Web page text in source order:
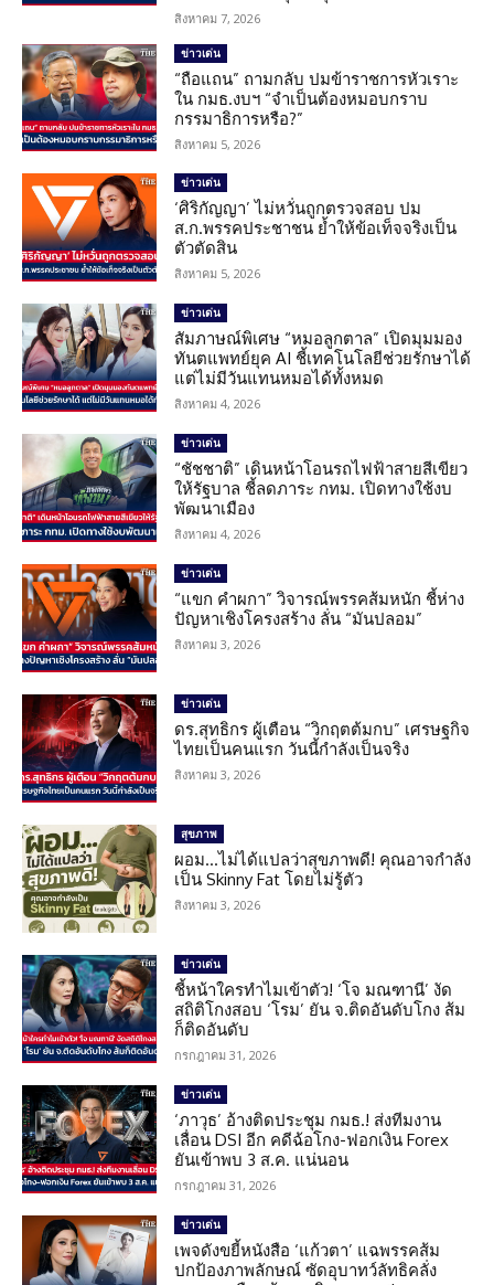
สิงหาคม 7, 2026
ข่าวเด่น
“ถือแถน” ถามกลับ ปมข้าราชการหัวเราะ
ใน กมธ.งบฯ “จำเป็นต้องหมอบกราบ
กรรมาธิการหรือ?”
สิงหาคม 5, 2026
ข่าวเด่น
‘ศิริกัญญา’ ไม่หวั่นถูกตรวจสอบ ปม
ส.ก.พรรคประชาชน ย้ำให้ข้อเท็จจริงเป็น
ตัวตัดสิน
สิงหาคม 5, 2026
ข่าวเด่น
สัมภาษณ์พิเศษ “หมอลูกตาล” เปิดมุมมอง
ทันตแพทย์ยุค AI ชี้เทคโนโลยีช่วยรักษาได้
แต่ไม่มีวันแทนหมอได้ทั้งหมด
สิงหาคม 4, 2026
ข่าวเด่น
“ชัชชาติ” เดินหน้าโอนรถไฟฟ้าสายสีเขียว
ให้รัฐบาล ชี้ลดภาระ กทม. เปิดทางใช้งบ
พัฒนาเมือง
สิงหาคม 4, 2026
ข่าวเด่น
“แขก คำผกา” วิจารณ์พรรคส้มหนัก ชี้ห่าง
ปัญหาเชิงโครงสร้าง ลั่น “มันปลอม”
สิงหาคม 3, 2026
ข่าวเด่น
ดร.สุทธิกร ผู้เตือน “วิกฤตต้มกบ” เศรษฐกิจ
ไทยเป็นคนแรก วันนี้กำลังเป็นจริง
สิงหาคม 3, 2026
สุขภาพ
ผอม…ไม่ได้แปลว่าสุขภาพดี! คุณอาจกำลัง
เป็น Skinny Fat โดยไม่รู้ตัว
สิงหาคม 3, 2026
ข่าวเด่น
ชี้หน้าใครทำไมเข้าตัว! ‘โจ มณฑานี’ งัด
สถิติโกงสอบ ‘โรม’ ยัน จ.ติดอันดับโกง ส้ม
ก็ติดอันดับ
กรกฎาคม 31, 2026
ข่าวเด่น
‘ภาวุธ’ อ้างติดประชุม กมธ.! ส่งทีมงาน
เลื่อน DSI อีก คดีฉ้อโกง-ฟอกเงิน Forex
ยันเข้าพบ 3 ส.ค. แน่นอน
กรกฎาคม 31, 2026
ข่าวเด่น
เพจดังขยี้หนังสือ ‘แก้วตา’ แฉพรรคส้ม
ปกป้องภาพลักษณ์ ซัดอุบาทว์ลัทธิคลั่ง